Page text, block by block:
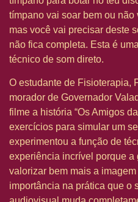
tímpano vai soar bem ou
mas você vai precisar deste
não fica completa. Esta é
técnico de som direto.
O estudante de Fisioterapia,
morador de Governador
filme a história “Os Amigos
exercícios para simular um
experimentou a função de
experiência incrível porque a
valorizar bem mais a
importância na prática que o